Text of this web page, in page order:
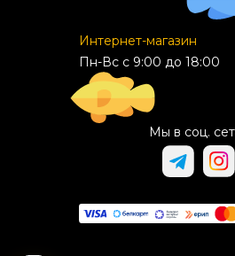
Интернет-магазин
Пн-Вс с 9:00 до 18:00
Мы в соц.